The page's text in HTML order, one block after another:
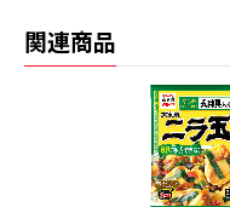
関連商品